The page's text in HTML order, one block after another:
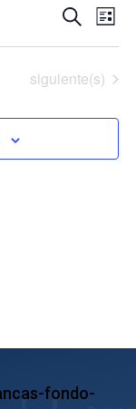
y
Buscar
de
de
Lista
Eventos
siguiente(s)